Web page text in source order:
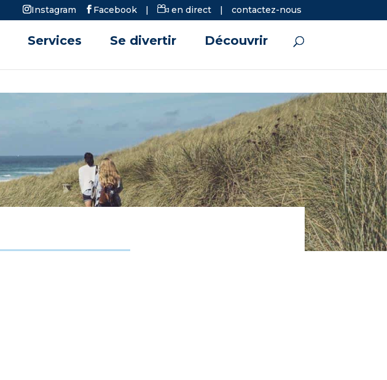
Instagram Facebook | en direct | contactez-nous
Services Se divertir Découvrir